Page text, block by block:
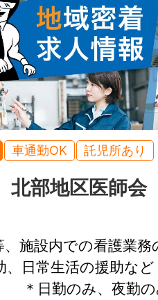
車通勤OK 託児所あり
北部地区医師
施設内での看護業務
日常生活の援助な
＊日勤のみ、夜勤の